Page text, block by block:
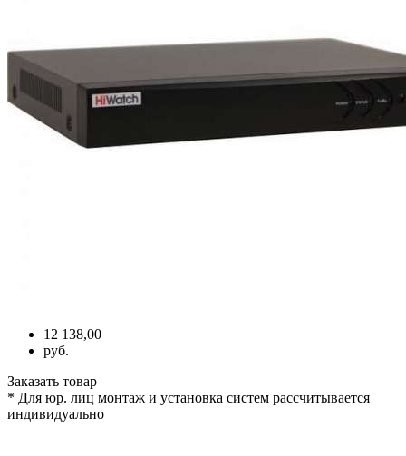
12 138,00
руб.
Заказать товар
* Для юр. лиц монтаж и установка систем рассчитывается
индивидуально